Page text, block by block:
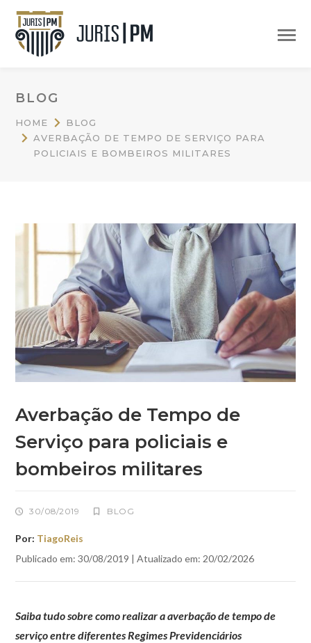
BLOG
HOME
BLOG
AVERBAÇÃO DE TEMPO DE SERVIÇO PARA
POLICIAIS E BOMBEIROS MILITARES
Averbação de Tempo de
Serviço para policiais e
bombeiros militares
30/08/2019 BLOG
Por: TiagoReis
Publicado em: 30/08/2019 | Atualizado em: 20/02/2026
Saiba tudo sobre como realizar a averbação de tempo de
serviço entre diferentes Regimes Previdenciários